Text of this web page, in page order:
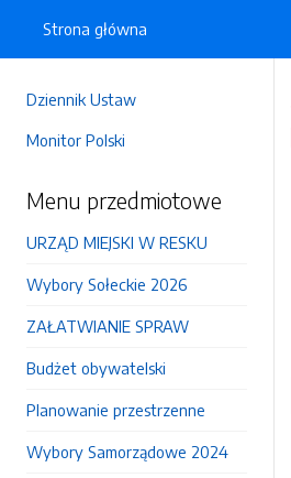
Dziennik Ustaw
Monitor Polski
Menu przedmiotowe
URZĄD MIEJSKI W RESKU
Wybory Sołeckie 2026
ZAŁATWIANIE SPRAW
Budżet obywatelski
Planowanie przestrzenne
Wybory Samorządowe 2024
Strona główna